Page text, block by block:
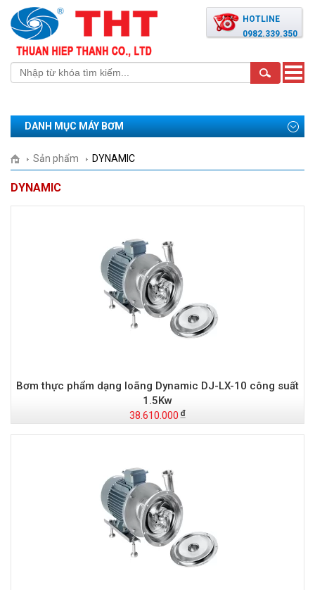
HOTLINE
0982.339.350
Toggle
DANH MỤC MÁY BƠM
Sản phẩm DYNAMIC
DYNAMIC
Bơm thực phẩm dạng loãng Dynamic DJ-LX-10 công suất
1.5Kw
38.610.000